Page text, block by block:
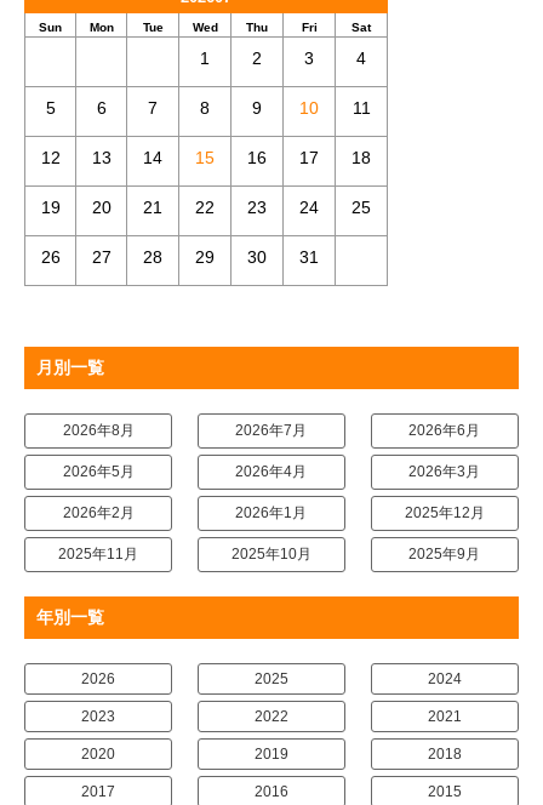
Sun Mon Tue Wed Thu Fri Sat
1 2 3 4
5 6 7 8 9 10 11
12 13 14 15 16 17 18
19 20 21 22 23 24 25
26 27 28 29 30 31
月別一覧
2026年8月 2026年7月 2026年6月
2026年5月 2026年4月 2026年3月
2026年2月 2026年1月 2025年12月
2025年11月 2025年10月 2025年9月
年別一覧
2026 2025 2024
2023 2022 2021
2020 2019 2018
2017 2016 2015